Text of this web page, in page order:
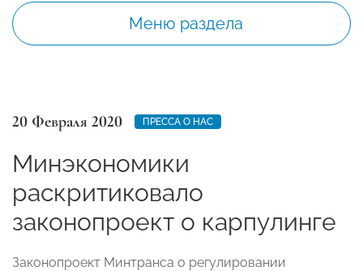
Меню раздела
20 Февраля 2020 ПРЕССА О НАС
Минэкономики
раскритиковало
законопроект о карпулинге
Законопроект Минтранса о регулировании